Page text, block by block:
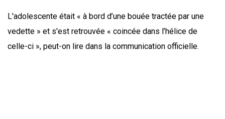
L'adolescente était « à bord d’une bouée tractée par une
vedette » et s'est retrouvée « coincée dans l’hélice de
celle-ci », peut-on lire dans la communication officielle.